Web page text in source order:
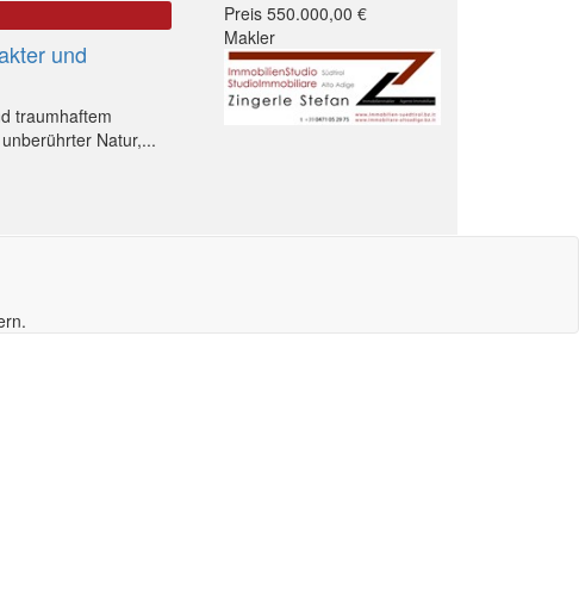
und
traumhaftem
Natur,...
Preis 550.000,00 €
Makler